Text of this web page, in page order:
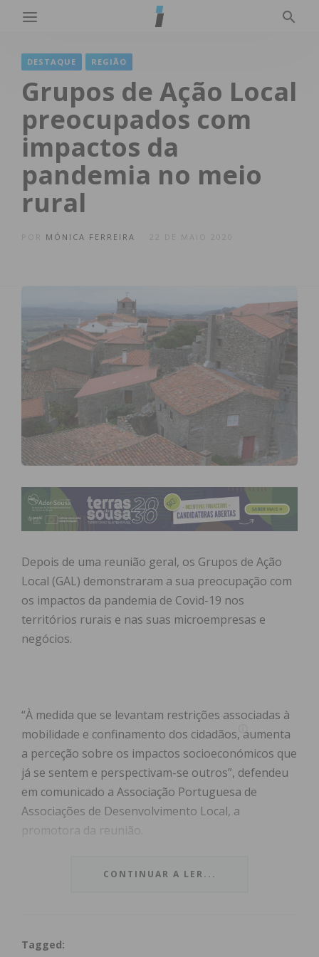
DESTAQUE REGIÃO
Grupos de Ação Local
preocupados com
impactos da
pandemia no meio
rural
MÓNICA FERREIRA 22 DE MAIO 2020
Depois de uma reunião geral, os Grupos de Ação
Local (GAL) demonstraram a sua preocupação com
os impactos da pandemia de Covid-19 nos
territórios rurais e nas suas microempresas e
negócios.
“À medida que se levantam restrições associadas à
mobilidade e confinamento dos cidadãos, aumenta
a perceção sobre os impactos socioeconómicos que
já se sentem e perspectivam-se outros”, defendeu
em comunicado a Associação Portuguesa de
Associações de Desenvolvimento Local, a
promotora da reunião.
Segundo a entidade, o apoio ao escoamento da
base da diversificação económica dos territórios
CONTINUAR A LER...
Tagged: